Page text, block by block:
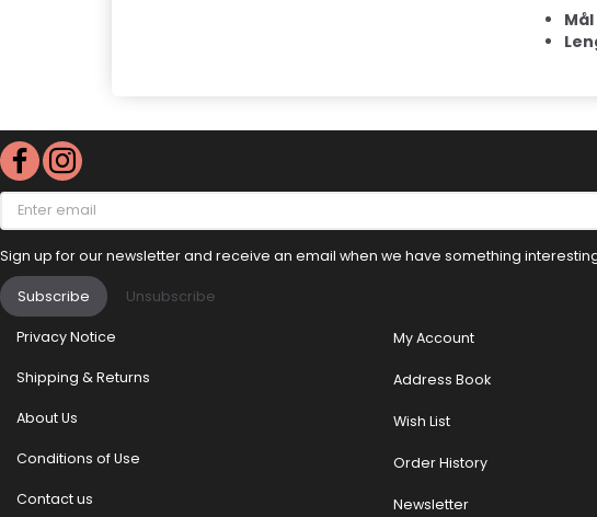
Enter
email
Sign up for our newsletter and receive an email when we have something
Subscribe Unsubscribe
Privacy Notice
Shipping & Returns
About Us
Conditions of Use
Contact us
My Account
Address Book
Wish List
Order History
Newsletter